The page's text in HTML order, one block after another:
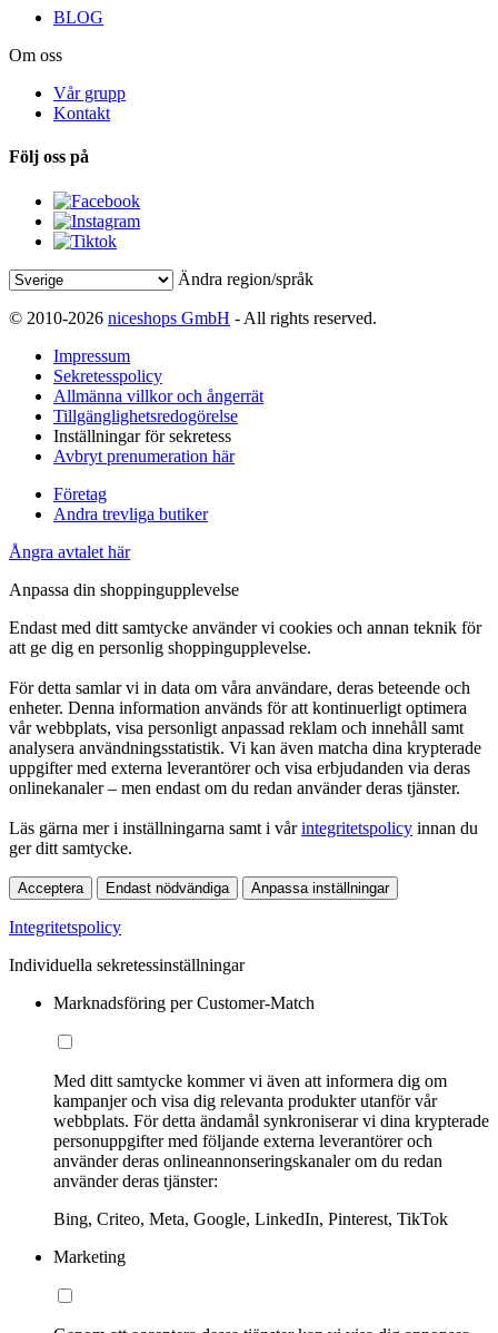
BLOG
Om oss
Vår grupp
Kontakt
Följ oss på
Ändra region/språk
© 2010-2026 niceshops GmbH - All rights reserved.
Impressum
Sekretesspolicy
Allmänna villkor och ångerrät
Tillgänglighetsredogörelse
Inställningar för sekretess
Avbryt prenumeration här
Företag
Andra trevliga butiker
Ångra avtalet här
Anpassa din shoppingupplevelse
Endast med ditt samtycke använder vi cookies och annan teknik för
att ge dig en personlig shoppingupplevelse.
För detta samlar vi in data om våra användare, deras beteende och
enheter. Denna information används för att kontinuerligt optimera
vår webbplats, visa personligt anpassad reklam och innehåll samt
analysera användningsstatistik. Vi kan även matcha dina krypterade
uppgifter med externa leverantörer och visa erbjudanden via deras
onlinekanaler – men endast om du redan använder deras tjänster.
Läs gärna mer i inställningarna samt i vårintegritetspolicy innan du
ger ditt samtycke.
Acceptera Endast nödvändiga Anpassa inställningar
Integritetspolicy
Individuella sekretessinställningar
Marknadsföring per Customer-Match
Med ditt samtycke kommer vi även att informera dig om
kampanjer och visa dig relevanta produkter utanför vår
webbplats. För detta ändamål synkroniserar vi dina krypterade
personuppgifter med följande externa leverantörer och
använder deras onlineannonseringskanaler om du redan
använder deras tjänster:
Bing, Criteo, Meta, Google, LinkedIn, Pinterest, TikTok
Marketing